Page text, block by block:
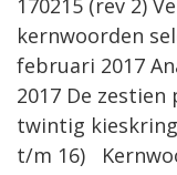
170215 (rev 2)
kernwoorden
februari 2017
2017 De
twintig
t/m 16)